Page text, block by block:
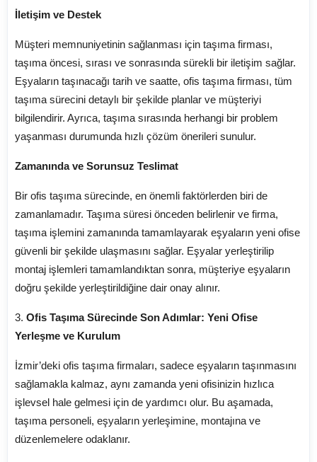
İletişim ve Destek
Müşteri memnuniyetinin sağlanması için taşıma firması,
taşıma öncesi, sırası ve sonrasında sürekli bir iletişim sağlar.
Eşyaların taşınacağı tarih ve saatte, ofis taşıma firması, tüm
taşıma sürecini detaylı bir şekilde planlar ve müşteriyi
bilgilendirir. Ayrıca, taşıma sırasında herhangi bir problem
yaşanması durumunda hızlı çözüm önerileri sunulur.
Zamanında ve Sorunsuz Teslimat
Bir ofis taşıma sürecinde, en önemli faktörlerden biri de
zamanlamadır. Taşıma süresi önceden belirlenir ve firma,
taşıma işlemini zamanında tamamlayarak eşyaların yeni ofise
güvenli bir şekilde ulaşmasını sağlar. Eşyalar yerleştirilip
montaj işlemleri tamamlandıktan sonra, müşteriye eşyaların
doğru şekilde yerleştirildiğine dair onay alınır.
3. Ofis Taşıma Sürecinde Son Adımlar: Yeni Ofise
Yerleşme ve Kurulum
İzmir’deki ofis taşıma firmaları, sadece eşyaların taşınmasını
sağlamakla kalmaz, aynı zamanda yeni ofisinizin hızlıca
işlevsel hale gelmesi için de yardımcı olur. Bu aşamada,
taşıma personeli, eşyaların yerleşimine, montajına ve
düzenlemelere odaklanır.